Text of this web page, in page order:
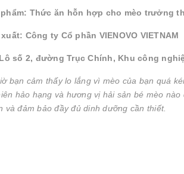
Thức ăn hỗn hợp cho mèo trưởng
Công ty Cổ phần VIENOVO VIETNAM
số 2, đường Trục Chính, Khu công
bạn cảm thấy lo lắng vì mèo của bạn quá
hảo hạng và hương vị hải sản bé mèo
và đảm bảo đầy đủ dinh dưỡng cần thiết.